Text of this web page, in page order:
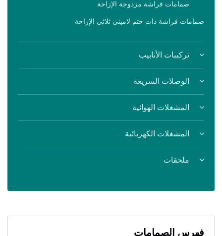
صمامات فراشة مزدوجة الإزاحة
صمامات فراشة ذات ختم لاميني ثلاثي الإزاحة
تركيبات الأنابيب
الوصلات السريعة
المشغلات الهوائية
المشغلات الكهربائية
ملحقات
فهرس الصمامات